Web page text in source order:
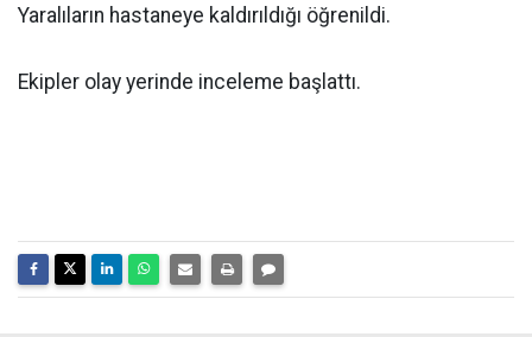
Yaralıların hastaneye kaldırıldığı öğrenildi.
Ekipler olay yerinde inceleme başlattı.